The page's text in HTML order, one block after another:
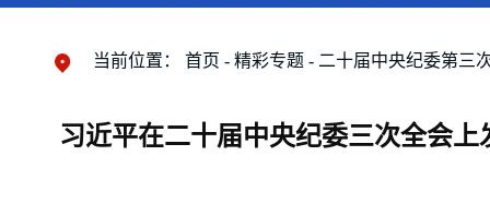
当前位置： 首页 精彩专题 二十届中央纪委第三
习近平在二十届中央纪委三次全会